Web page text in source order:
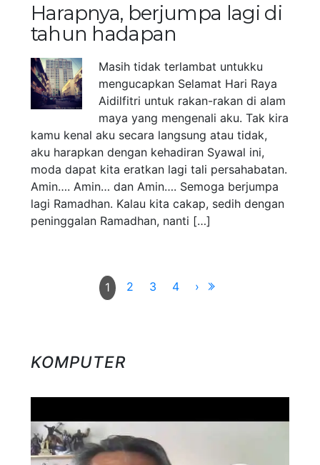
Harapnya, berjumpa lagi di
tahun hadapan
Masih tidak terlambat untukku
mengucapkan Selamat Hari Raya
Aidilfitri untuk rakan-rakan di alam
maya yang mengenali aku. Tak kira
kamu kenal aku secara langsung atau tidak,
aku harapkan dengan kehadiran Syawal ini,
moda dapat kita eratkan lagi tali persahabatan.
Amin…. Amin… dan Amin…. Semoga berjumpa
lagi Ramadhan. Kalau kita cakap, sedih dengan
peninggalan Ramadhan, nanti […]
1 2 3 4 ›
KOMPUTER